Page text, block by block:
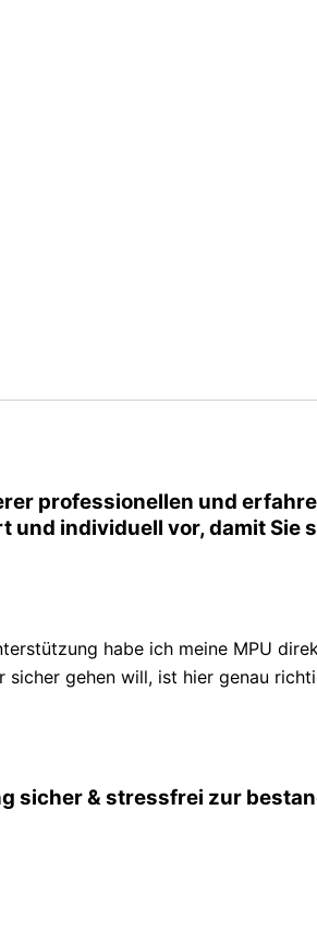
professionellen und
individuell vor, damit Sie
habe ich meine MPU
sicher gehen will, ist hier genau
sicher & stressfrei zur